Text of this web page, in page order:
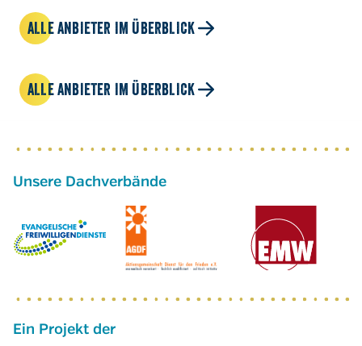
ALLE ANBIETER IM ÜBERBLICK
ALLE ANBIETER IM ÜBERBLICK
Ein Projekt der